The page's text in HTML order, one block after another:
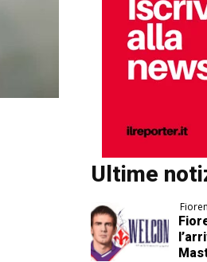
Ultime